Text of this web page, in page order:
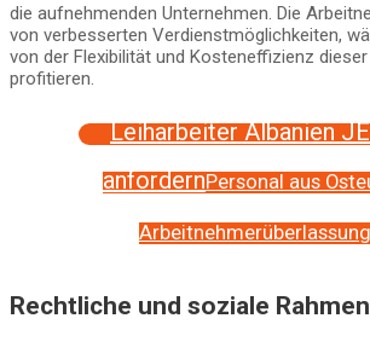
die aufnehmenden Unternehmen. Die
von verbesserten Verdienstmöglichkeiten,
von der Flexibilität und Kosteneffizienz
profitieren.
Leiharbeiter Albanien
anfordernPersonal aus
Arbeitnehmerüberlassung
Rechtliche und soziale